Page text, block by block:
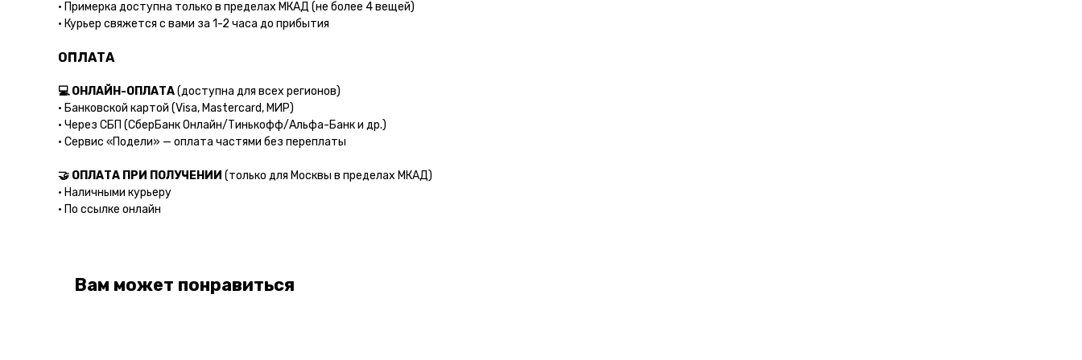
• Примерка доступна только в пределах МКАД (не более 4 вещей)
• Курьер свяжется с вами за 1-2 часа до прибытия
ОПЛАТА
💻 ОНЛАЙН-ОПЛАТА(доступна для всех регионов)
• Банковской картой (Visa, Mastercard, МИР)
• Через СБП (СберБанк Онлайн/Тинькофф/Альфа-Банк и др.)
• Сервис «Подели» — оплата частями без переплаты
🤝 ОПЛАТА ПРИ ПОЛУЧЕНИИ (только для Москвы в пределах МКАД)
• Наличными курьеру
• По ссылке онлайн
Вам может понравиться